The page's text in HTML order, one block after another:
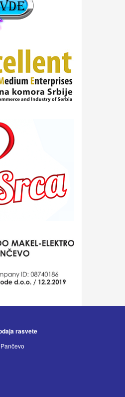
rasvete